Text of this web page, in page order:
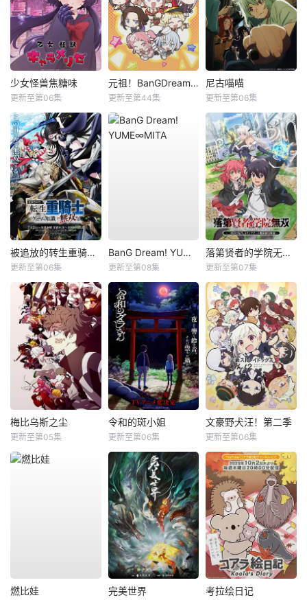
少女怪兽焦糖味
更新至第06集
元祖！BanGDream酱
更新至第44集
尼古喵喵
更新至第06集
被追放的转生重骑士用游戏知识开无双
更新至第06集
BanG Dream! YUME∞MITA
更新至第08集
落第贤者的学院无双第二回转生，S等级作弊魔术师冒险记
更新至第07集
梅比乌斯之尘
更新至第05集
令和的斑小姐
更新至第06集
文豪野犬汪！第二季
更新至第06集
燃比娃 完美世界 考拉绘日记